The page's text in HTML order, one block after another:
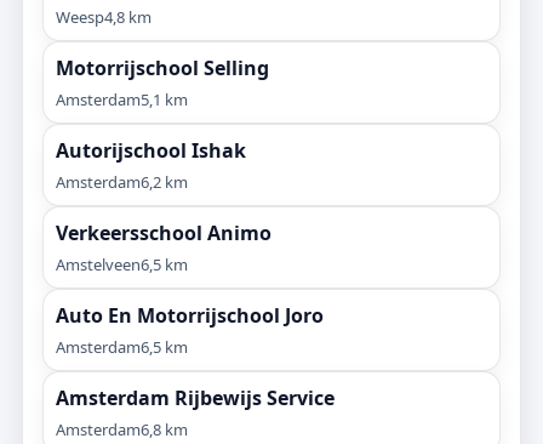
Weesp4,8 km
Motorrijschool Selling
Amsterdam5,1 km
Autorijschool Ishak
Amsterdam6,2 km
Verkeersschool Animo
Amstelveen6,5 km
Auto En Motorrijschool Joro
Amsterdam6,5 km
Amsterdam Rijbewijs Service
Amsterdam6,8 km